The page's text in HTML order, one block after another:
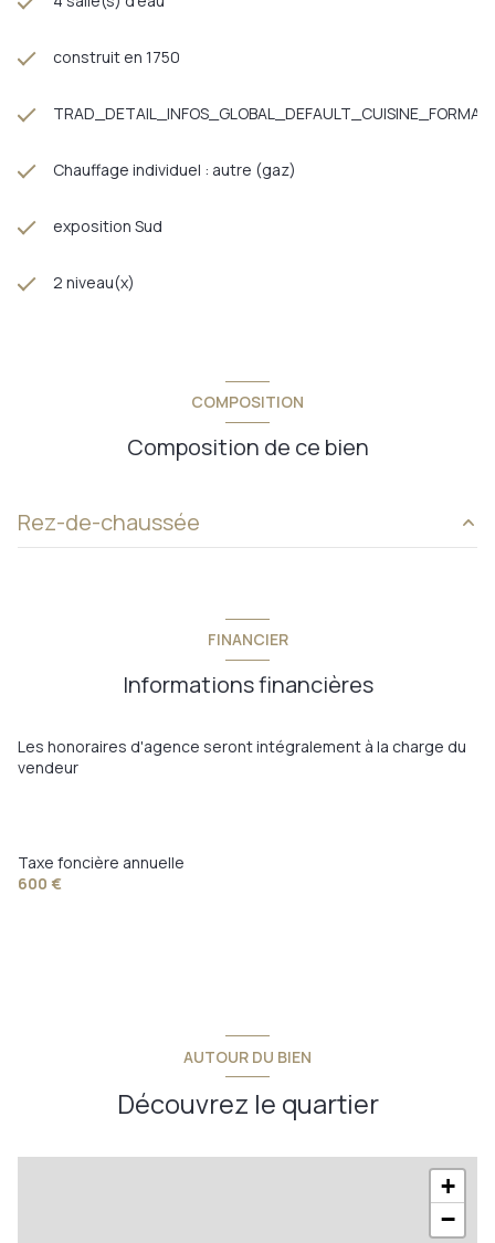
construit en 1750
Chauffage individuel : autre (gaz)
exposition Sud
2 niveau(x)
COMPOSITION
Composition de ce bien
Rez-de-chaussée
w.c.
2 m²
pièce de vie
suite parentale
suite parentale
FINANCIER
Informations financières
Les honoraires d'agence seront intégralement à la charge du
vendeur
Taxe foncière annuelle
600 €
AUTOUR DU BIEN
Découvrez le quartier
+
−